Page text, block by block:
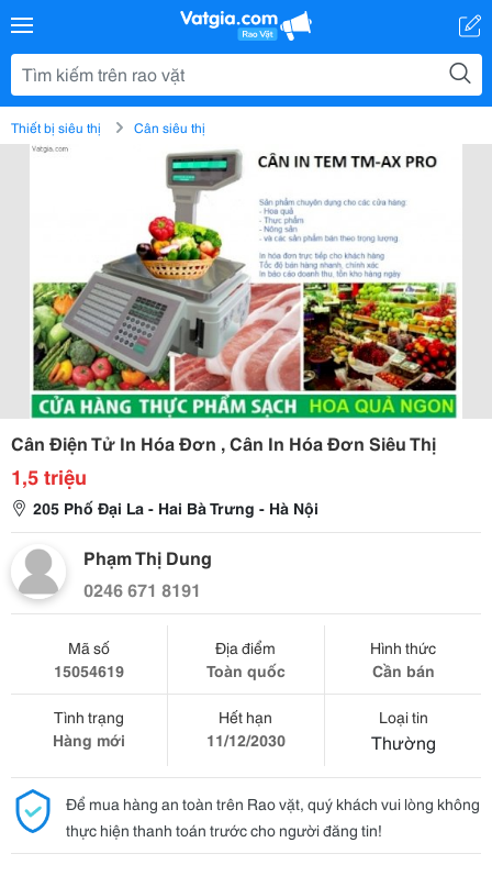
Thiết bị siêu thị Cân siêu thị
Cân Điện Tử In Hóa Đơn , Cân In Hóa Đơn Siêu Thị
1,5 triệu
205 Phố Đại La - Hai Bà Trưng - Hà Nội
Phạm Thị Dung
0246 671 8191
Mã số
15054619
Địa điểm
Toàn quốc
Hình thức
Cần bán
Tình trạng
Hàng mới
Hết hạn
11/12/2030
Loại tin
Thường
Để mua hàng an toàn trên Rao vặt, quý khách vui lòng không
thực hiện thanh toán trước cho người đăng tin!